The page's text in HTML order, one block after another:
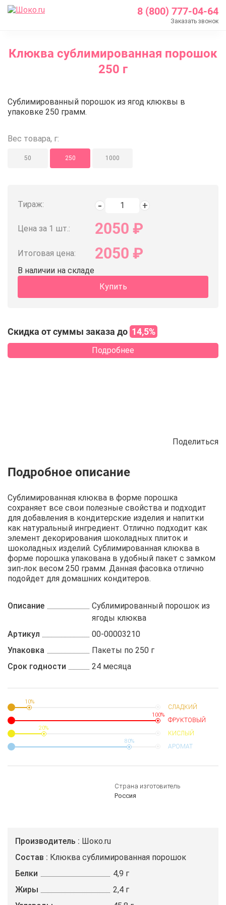
8 (800) 777-04-64
Заказать звонок
Каталог
Кондитерские ингредиенты
Клюква сублимированная порошок 250 г
Клюква сублимированная порошок
250 г
Клюква сублимированная
Сублимированный порошок из ягод клюквы в
упаковке 250 грамм.
Вес товара, г:
50 250 1000
Тираж:
Цена за 1 шт.: 2050 ₽
Итоговая цена: 2050 ₽
В наличии на складе
Купить
Скидка от суммы заказа до 14,5%
Подробнее
Поделиться
Описание Отзывы Рецепты
Сублимированная клюква в форме порошка
сохраняет все свои полезные свойства и подходит
для добавления в кондитерские изделия и напитки
как натуральный ингредиент. Отлично подходит как
элемент декорирования шоколадных плиток и
шоколадных изделий. Сублимированная клюква в
форме порошка упакована в удобный пакет с замком
зип-лок весом 250 грамм. Данная фасовка отлично
подойдет для домашних кондитеров.
Описание
Сублимированный порошок из
ягоды клюква
Артикул
00-00003210
Упаковка
Пакеты по 250 г
Срок годности
24 месяца
10%
СЛАДКИЙ
100%
ФРУКТОВЫЙ
20%
КИСЛЫЙ
80%
АРОМАТ
Страна изготовитель
Россия
Производитель
Шоко.ru
Состав
Клюква сублимированная порошок
Белки
4,9 г
Жиры
2,4 г